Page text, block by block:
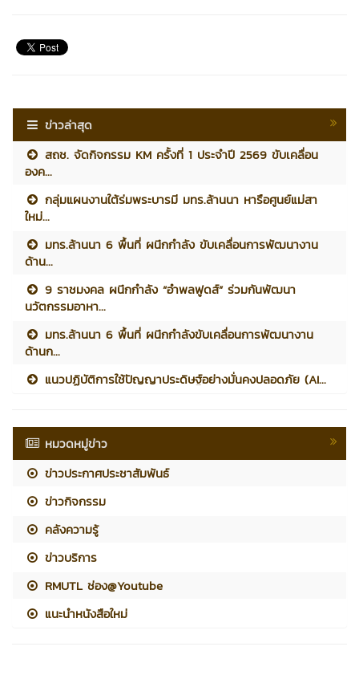
ข่าวล่าสุด
สถช. จัดกิจกรรม KM ครั้งที่ 1 ประจำปี 2569 ขับเคลื่อน
องค...
กลุ่มแผนงานใต้ร่มพระบารมี มทร.ล้านนา หารือศูนย์แม่สา
ใหม่...
มทร.ล้านนา 6 พื้นที่ ผนึกกำลัง ขับเคลื่อนการพัฒนางาน
ด้าน...
9 ราชมงคล ผนึกกำลัง “อำพลฟูดส์” ร่วมกันพัฒนา
นวัตกรรมอาหา...
มทร.ล้านนา 6 พื้นที่ ผนึกกำลังขับเคลื่อนการพัฒนางาน
ด้านก...
แนวปฏิบัติการใช้ปัญญาประดิษฐ์อย่างมั่นคงปลอดภัย (AI...
หมวดหมู่ข่าว
ข่าวประกาศประชาสัมพันธ์
ข่าวกิจกรรม
คลังความรู้
ข่าวบริการ
RMUTL ช่อง@Youtube
แนะนำหนังสือใหม่